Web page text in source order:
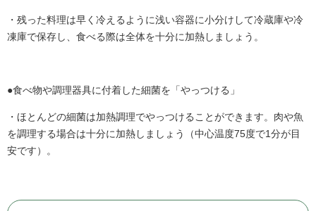
・残った料理は早く冷えるように浅い容器に小分けして冷蔵庫や冷
凍庫で保存し、食べる際は全体を十分に加熱しましょう。
●食べ物や調理器具に付着した細菌を「やっつける」
・ほとんどの細菌は加熱調理でやっつけることができます。肉や魚
を調理する場合は十分に加熱しましょう（中心温度75度で1分が目
安です）。